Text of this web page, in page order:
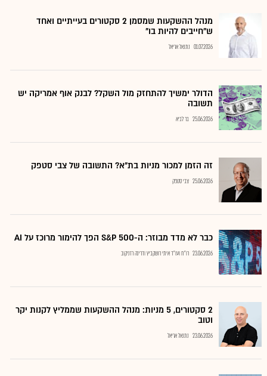
מנהל ההשקעות שמסמן 2 סקטורים בעייתיים ואחד
ש"חייבים להיות בו"
01.07.2026 נתנאל אריאל
הדולר ימשיך להתחזק מול השקל? לבנק אוף אמריקה יש
תשובה
25.06.2026 בר לביא
זה הזמן למכור מניות בת"א? התשובה של צבי סטפק
25.06.2026 צבי סטפק
כבר לא מדד מבוזר: ה-S&P 500 הפך להימור מרוכז על AI
23.06.2026 רו"ח ועו"ד איתי רושקביץ ודרינה רזניקוב
2 סקטורים, 5 מניות: מנהל ההשקעות שממליץ לקנות יקר
וטוב
23.06.2026 נתנאל אריאל